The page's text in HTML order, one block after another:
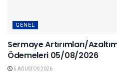
GENEL
Sermaye Artırımları/
Ödemeleri 05/08/2026
5 AĞUSTOS 2026